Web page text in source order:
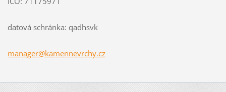
datová schránka: qadhsvk
manager@kamennevrchy.cz